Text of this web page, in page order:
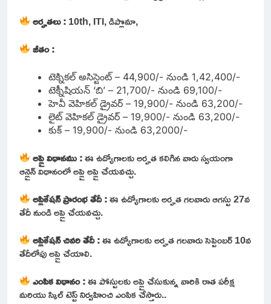
అర్హతలు :10th, ITI, డిప్లొమా,
జీతం :
టెక్నికల్ అసిస్టెంట్ – 44,900/- నుండి 1,42,400/-
టెక్నీషియన్ ‘బి’ – 21,700/- నుండి 69,100/-
హెవీ వెహికల్ డ్రైవర్ – 19,900/- నుండి 63,200/-
లైట్ వెహికల్ డ్రైవర్ – 19,900/- నుండి 63,200/-
కుక్ – 19,900/- నుండి 63,2000/-
అప్లై విధానము :ఈ ఉద్యోగాలకు అర్హత కలిగిన వారు స్వయంగా
ఆన్లైన్ విధానంలో అప్లై అప్లై చేయవచ్చు.
అప్లికేషన్ ప్రారంభ తేదీ :ఈ ఉద్యోగాలకు అర్హత గలవారు ఆగస్టు 27వ
తేదీ నుండి అప్లై చేయవచ్చు.
అప్లికేషన్ చివరి తేదీ :ఈ ఉద్యోగాలకు అర్హత గలవారు సెప్టెంబర్ 10వ
తేదీలోపు అప్లై చేయాలి.
ఎంపిక విధానం :ఈ పోస్టులకు అప్లై చేసుకున్న వారికి రాత పరీక్ష
మరియు స్కిల్ టెస్ట్ నిర్వహించి ఎంపిక చేస్తారు..